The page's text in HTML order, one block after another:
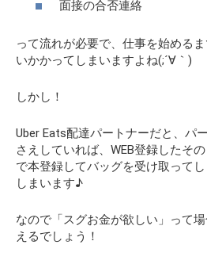
面接の合否連絡
って流れが必要で、仕事を始める
いかかってしまいますよね(;´∀｀)
しかし！
Uber Eats配達パートナーだと、パ
さえしていれば、WEB登録したそ
で本登録してバッグを受け取って
しまいます♪
なので「スグお金が欲しい」って
えるでしょう！